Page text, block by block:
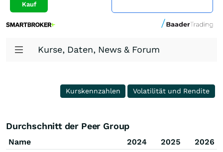
Kauf
Kurse, Daten, News & Forum
Kurskennzahlen Volatilität und Rendite
Durchschnitt der Peer Group
Name 2024 2025
2026